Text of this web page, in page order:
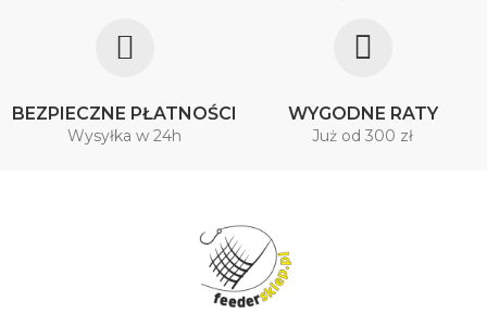
BEZPIECZNE PŁATNOŚCI
Wysyłka w 24h
WYGODNE RATY
Już od 300 zł